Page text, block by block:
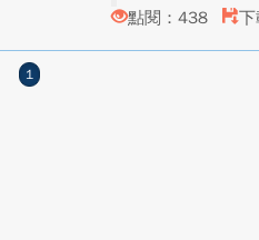
點閱：438
1